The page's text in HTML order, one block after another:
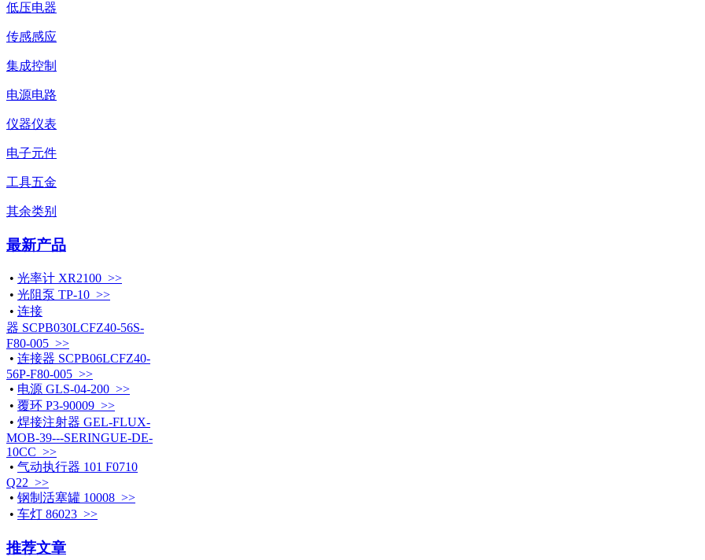
低压电器
传感感应
集成控制
电源电路
仪器仪表
电子元件
工具五金
其余类别
最新产品
• 光率计 XR2100 >>
• 光阻泵 TP-10 >>
• 连接
器 SCPB030LCFZ40-56S-
F80-005 >>
• 连接器 SCPB06LCFZ40-
56P-F80-005 >>
• 电源 GLS-04-200 >>
• 覆环 P3-90009 >>
• 焊接注射器 GEL-FLUX-
MOB-39---SERINGUE-DE-
10CC >>
• 气动执行器 101 F0710
Q22 >>
• 钢制活塞罐 10008 >>
• 车灯 86023 >>
推荐文章